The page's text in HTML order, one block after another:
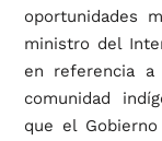
oportunidades
ministro del
en referencia
comunidad
que el